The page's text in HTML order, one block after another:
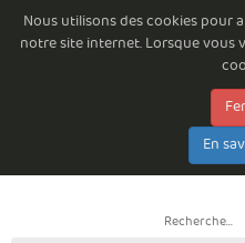
Nous utilisons des cookies pour
notre site internet. Lorsque vous
En
Emploi à la Commune de
Les arrêtés du Bourgmestre
Espace citoyen
Règlements